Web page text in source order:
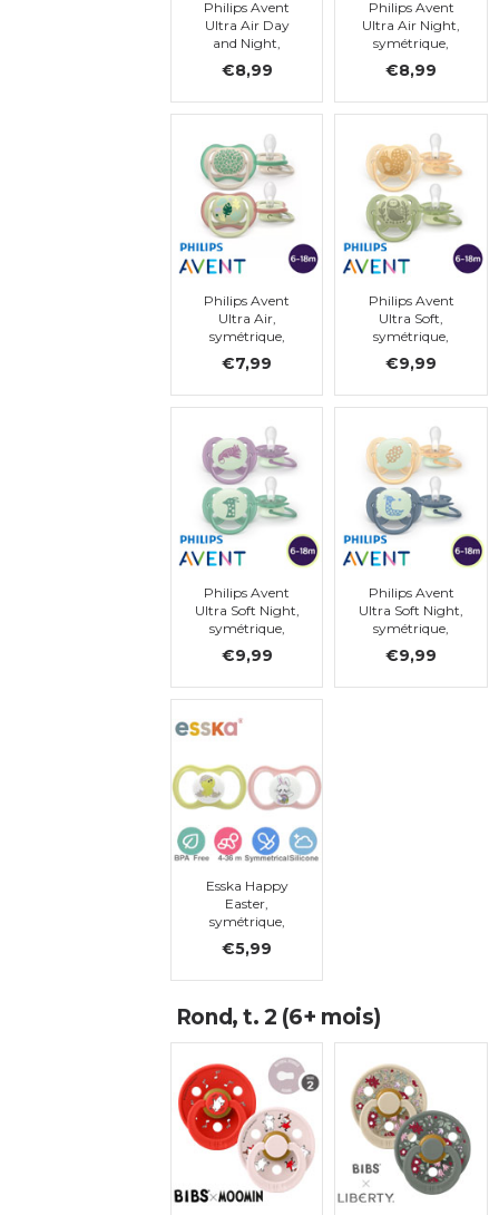
Philips Avent
Ultra Air Day
and Night,
symétrique,
silicone, t.2
€8,99
Philips Avent
Ultra Air Night,
symétrique,
silicone, t.2
€8,99
Philips Avent
Ultra Air,
symétrique,
€7,99
Philips Avent
Ultra Soft,
symétrique,
mois)
€9,99
Philips Avent
Ultra Soft Night,
symétrique,
silicone
€9,99
Philips Avent
Ultra Soft Night,
symétrique,
silicone, t.2 (6-18
mois)
€9,99
Esska Happy
Easter,
symétrique,
silicone, t..2
€5,99
Rond, t. 2 (6+ mois)